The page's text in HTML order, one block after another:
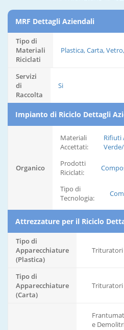
MRF Dettagli Aziendali
Tipo di
Materiali
Riciclati
Plastica, Carta,
Servizi
di
Raccolta
Si
Impianto di Riciclo Dettagli
Organico
Materiali
Accettati:
Rifiuti
Prodotti
Riciclati:
Tipo di
Tecnologia:
Attrezzature per il Riciclo
Tipo di
Apparecchiature
(Plastica)
Trituratori
Tipo di
Apparecchiature
(Carta)
Trituratori
e